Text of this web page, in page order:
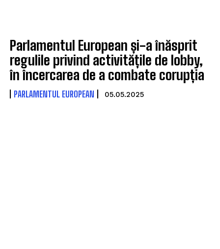
Parlamentul European și-a înăsprit
regulile privind activitățile de lobby,
în încercarea de a combate corupția
PARLAMENTUL EUROPEAN 05.05.2025